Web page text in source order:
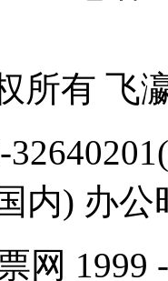
所有 飞
内) 办
网 1999